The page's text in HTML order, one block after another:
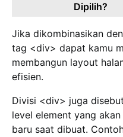
Dipilih?
Jika dikombinasikan
tag <div> dapat kamu
membangun layout
efisien.
Divisi <div> juga
level element yang
baru saat dibuat.